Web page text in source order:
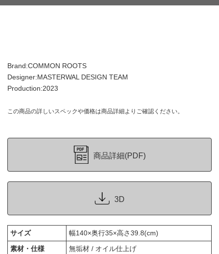
Brand:COMMON ROOTS
Designer:MASTERWAL DESIGN TEAM
Production:2023
この商品の詳しいスペックや価格は商品詳細よりご確認ください。
商品詳細(PDF)
3D
サイズ
幅140×奥行35×高さ39.8(cm)
素材・仕様
無垢材 / オイル仕上げ